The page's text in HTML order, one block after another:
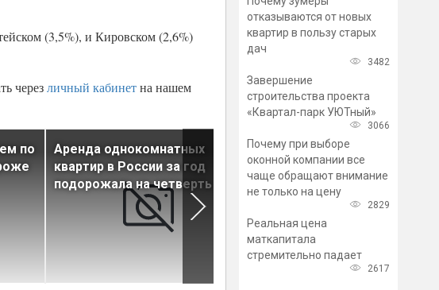
(3,5%), и Кировском (2,6%)
черезличный кабинетна нашем
по
Аренда однокомнатных
квартир в России за год
подорожала на четверть
Арендаторы элитного
Петербурге умерили
отказываются от новых
квартир в пользу старых
дач
3482
Завершение
строительства проекта
«Квартал-парк УЮТный»
3066
Почему при выборе
оконной компании все
чаще обращают внимание
не только на цену
2829
Реальная цена
маткапитала
стремительно падает
2617